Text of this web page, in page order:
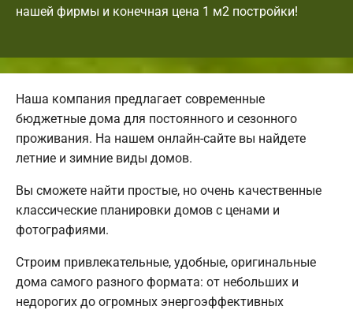
нашей фирмы и конечная цена 1 м2 постройки!
Наша компания предлагает современные
бюджетные дома для постоянного и сезонного
проживания. На нашем онлайн-сайте вы найдете
летние и зимние виды домов.
Вы сможете найти простые, но очень качественные
классические планировки домов с ценами и
фотографиями.
Строим привлекательные, удобные, оригинальные
дома самого разного формата: от небольших и
недорогих до огромных энергоэффективных